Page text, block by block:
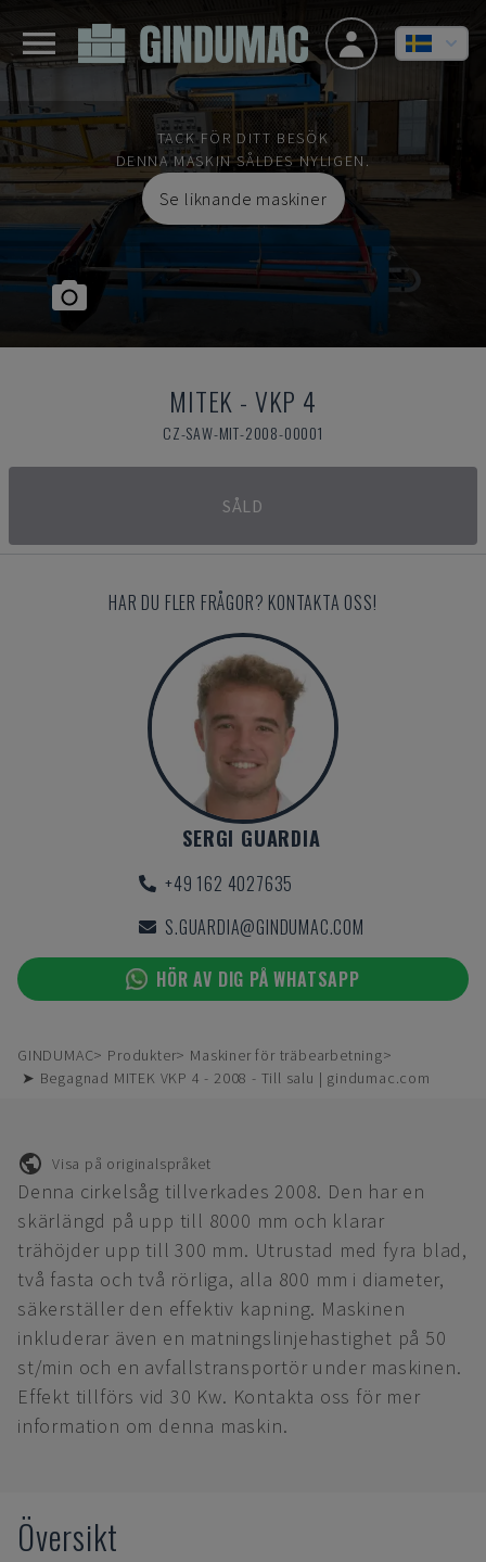
TACK FÖR DITT BESÖK
DENNA MASKIN SÅLDES NYLIGEN.
Se liknande maskiner
MITEK - VKP 4
CZ-SAW-MIT-2008-00001
SÅLD
HAR DU FLER FRÅGOR? KONTAKTA OSS!
SERGI GUARDIA
+49 162 4027635
S.GUARDIA@GINDUMAC.COM
HÖR AV DIG PÅ WHATSAPP
GINDUMAC Produkter
Maskiner för träbearbetning
➤ Begagnad MITEK VKP 4 - 2008 - Till salu | gindumac.com
Visa på originalspråket
Denna cirkelsåg tillverkades 2008. Den har en
skärlängd på upp till 8000 mm och klarar
trähöjder upp till 300 mm. Utrustad med fyra blad,
två fasta och två rörliga, alla 800 mm i diameter,
säkerställer den effektiv kapning. Maskinen
inkluderar även en matningslinjehastighet på 50
st/min och en avfallstransportör under maskinen.
Effekt tillförs vid 30 Kw. Kontakta oss för mer
information om denna maskin.
Översikt